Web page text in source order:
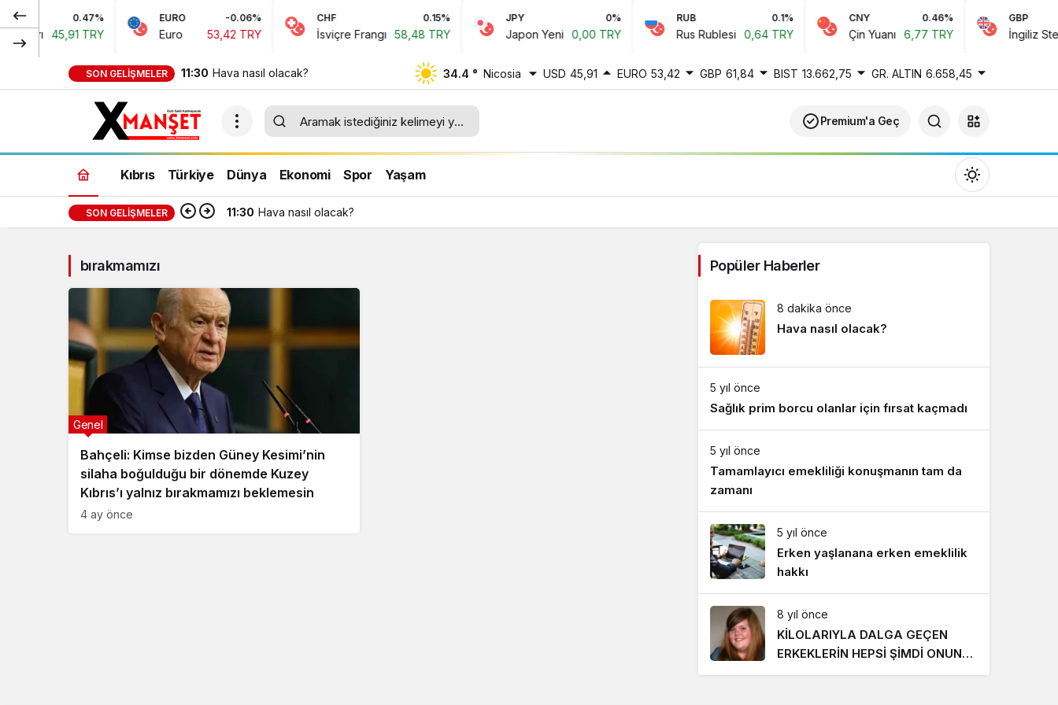
0.47%
45,91 TRY
EURO -0.06%
Euro 53,42 TRY
CHF 0.15%
İsviçre Frangı 58,48 TRY Japon Yeni 0,00 TRY
RUB 0.1%
Rus Rublesi 0,64 TRY
CNY 0.46%
Çin Yuanı 6,77 TRY
GBP
İngiliz Sterlini
SON GELIŞMELER 11:30 Hava nasıl olacak? 34.4 ° Nicosia USD 45,91 EURO 53,42 GBP 61,84 BIST 13.662,75 GR. ALTIN 6.658,45
Premium'a Geç
Kıbrıs Türkiye Dünya Ekonomi Spor Yaşam
Gündüz modunu seçin.
Sistem Modu
SON GELIŞMELER 11:30 Hava nasıl olacak?
bırakmamızı
Bahçeli: Kimse bizden Güney Kesimi’nin
silaha boğulduğu bir dönemde Kuzey
Kıbrıs’ı yalnız bırakmamızı beklemesin
Genel
4 ay önce
Popüler Haberler
8 dakika önce
Hava nasıl olacak?
5 yıl önce
Sağlık prim borcu olanlar için fırsat kaçmadı
5 yıl önce
Tamamlayıcı emekliliği konuşmanın tam da
zamanı
5 yıl önce
Erken yaşlanana erken emeklilik
hakkı
8 yıl önce
KİLOLARIYLA DALGA GEÇEN
ERKEKLERİN HEPSİ ŞİMDİ ONUN
PEŞİNDE! SON HALİ İNANILMAZ